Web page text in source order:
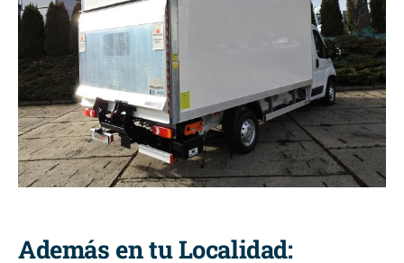
Además en tu Localidad: